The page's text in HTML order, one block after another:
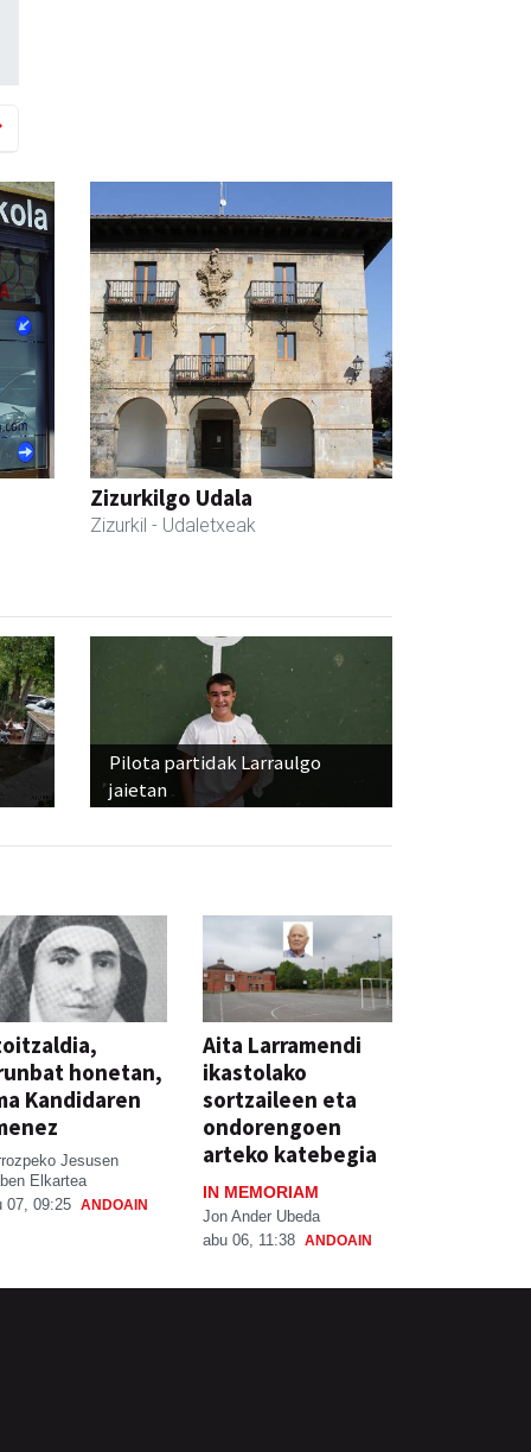
Zizurkilgo Udala
Zizurkil - Udaletxeak
Pilota partidak Larraulgo
jaietan
honetan,
Kandidaren
Jesusen
Elkartea
07, 09:25 ANDOAIN
Aita Larramendi
ikastolako
sortzaileen eta
ondorengoen
arteko katebegia
IN MEMORIAM
Jon Ander Ubeda
abu 06, 11:38 ANDOAIN